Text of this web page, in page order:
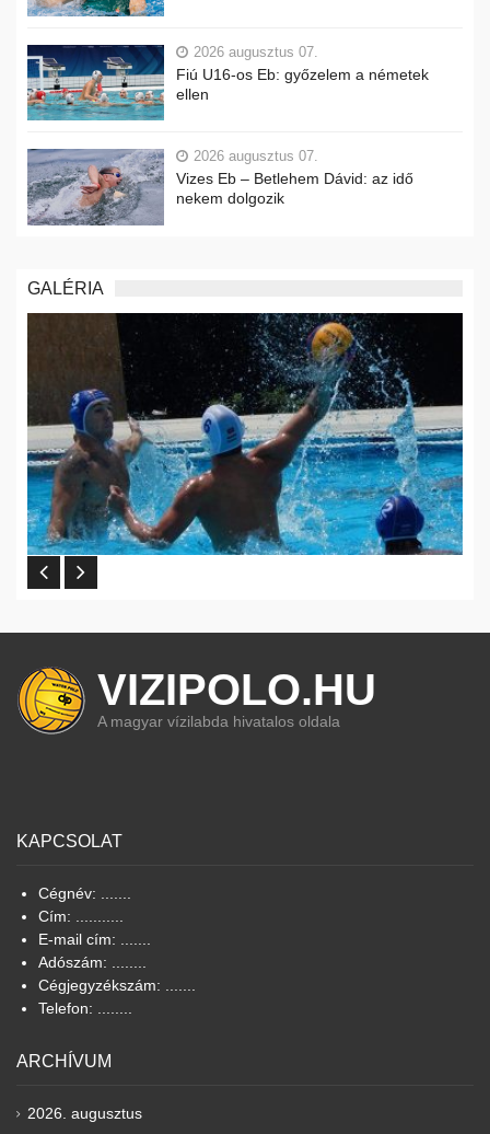
2026 augusztus 07.
Fiú U16-os Eb: győzelem a németek
ellen
2026 augusztus 07.
Vizes Eb – Betlehem Dávid: az idő
nekem dolgozik
GALÉRIA
VIZIPOLO.HU
A magyar vízilabda hivatalos oldala
KAPCSOLAT
Cégnév: .......
Cím: ...........
E-mail cím: .......
Adószám: ........
Cégjegyzékszám: .......
Telefon: ........
ARCHÍVUM
2026. augusztus